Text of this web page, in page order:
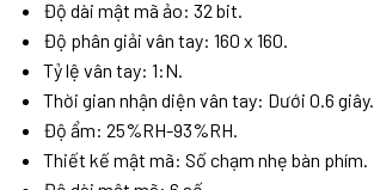
Độ dài mật mã ảo: 32 bit.
Độ phân giải vân tay: 160 x 160.
Tỷ lệ vân tay: 1:N.
Thời gian nhận diện vân tay: Dưới 0.6 giây.
Độ ẩm: 25%RH-93%RH.
Thiết kế mật mã: Số chạm nhẹ bàn phím.